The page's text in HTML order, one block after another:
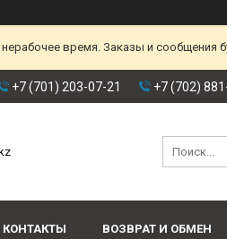
время. Заказы и сообщения
+7 (701) 203-07-21 +7 (702)
КОНТАКТЫ ВОЗВРАТ И ОБМЕН